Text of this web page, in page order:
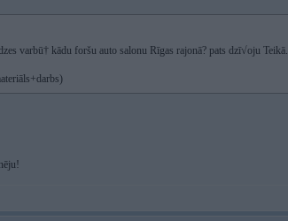
varbū† kādu foršu auto salonu Rīgas rajonā? pats dzī√oju Teikā.